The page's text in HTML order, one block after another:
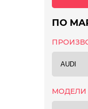
ПО
МОДЕЛИ